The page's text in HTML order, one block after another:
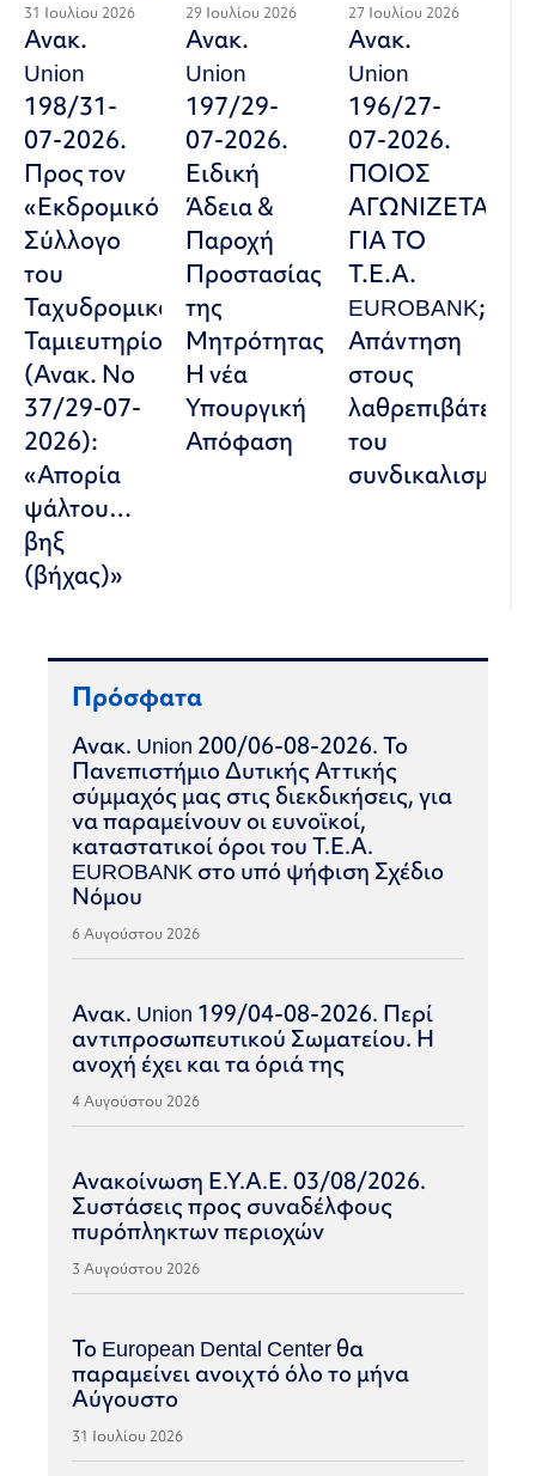
31 Ιουλίου 2026
Ανακ.
Union
198/31-
07-2026.
Προς τον
«Εκδρομικό
Σύλλογο
του
Ταχυδρομικού
Ταμιευτηρίου»
(Ανακ. Νο
37/29-07-
2026):
«Απορία
ψάλτου…
βηξ
(βήχας)»
29 Ιουλίου 2026
Ανακ.
Union
197/29-
07-2026.
Ειδική
Άδεια &
Παροχή
Προστασίας
της
Μητρότητας:
Η νέα
Υπουργική
Απόφαση
27 Ιουλίου 2026
Ανακ.
Union
196/27-
07-2026.
ΠΟΙΟΣ
ΑΓΩΝΙΖΕΤΑΙ
ΓΙΑ ΤΟ
Τ.Ε.Α.
EUROBANK;
Απάντηση
στους
λαθρεπιβάτες
του
συνδικαλισμού
Πρόσφατα
Ανακ. Union 200/06-08-2026. Το
Πανεπιστήμιο Δυτικής Αττικής
σύμμαχός μας στις διεκδικήσεις, για
να παραμείνουν οι ευνοϊκοί,
καταστατικοί όροι του Τ.Ε.Α.
EUROBANK στο υπό ψήφιση Σχέδιο
Νόμου
6 Αυγούστου 2026
Ανακ. Union 199/04-08-2026. Περί
αντιπροσωπευτικού Σωματείου. Η
ανοχή έχει και τα όριά της
4 Αυγούστου 2026
Ανακοίνωση Ε.Υ.Α.Ε. 03/08/2026.
Συστάσεις προς συναδέλφους
πυρόπληκτων περιοχών
3 Αυγούστου 2026
Το European Dental Center θα
παραμείνει ανοιχτό όλο το μήνα
Αύγουστο
31 Ιουλίου 2026